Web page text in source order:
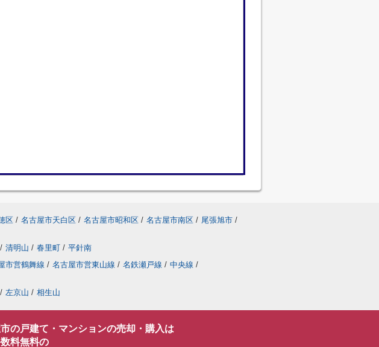
区 / 名古屋市天白区 / 名古屋市昭和区 / 名古屋市南区 / 尾張旭市 /
/ 清明山 / 春里町 / 平針南
市営鶴舞線 / 名古屋市営東山線 / 名鉄瀬戸線 / 中央線 /
/ 左京山 / 相生山
の戸建て・マンションの売却・購入は
料無料の